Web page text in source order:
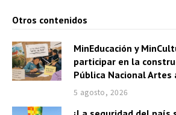
Otros contenidos
MinEducación y
participar en la
Pública Nacional Artes
5 agosto, 2026